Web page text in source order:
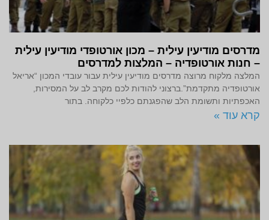
מדרסים מודיעין עילית – מכון אורטופדי מודיעין עילית
– חנות אורטופדיה – המלצות למדרסים
המלצה מלקוח מרוצה מדרסים מודיעין עילית עבור עובדי המכון “אריאל
אורטופדיה מתקדמת”.ברצוני להודות לכם מקרב לב על המסירות,
האכפתיות ותשומת הלב שהפגנתם כלפיי כלקוחה. בתור
קרא עוד »